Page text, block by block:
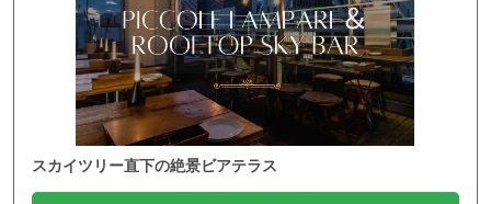
スカイツリー直下の絶景ビアテラス